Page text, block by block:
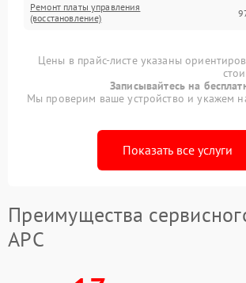
Ремонт платы управления
(восстановление)
Цены в прайс-листе указаны
Записывайтесь на
Мы проверим ваше устройство и укажем
Показать все услуги
Преимущества
APC